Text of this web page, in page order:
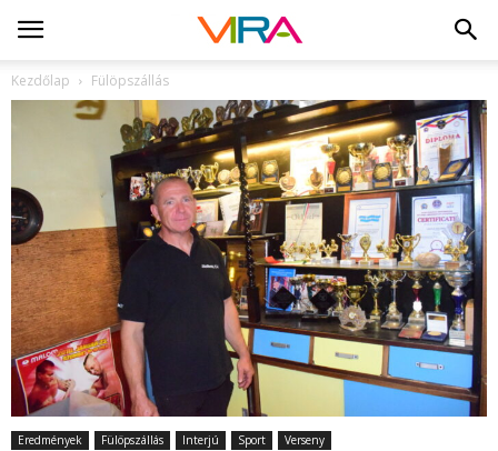
Kezdőlap Fülöpszállás
Eredmények Fülöpszállás Interjú Sport Verseny